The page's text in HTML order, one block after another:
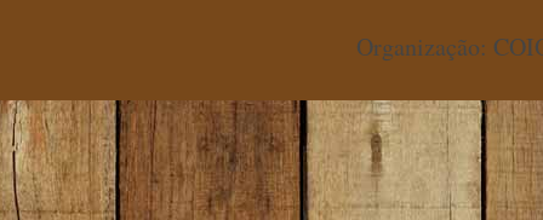
Organização: